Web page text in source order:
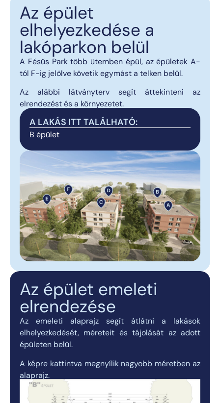
Az épület
elhelyezkedése a
lakóparkon belül
A Fésűs Park több ütemben épül, az épületek A-
tól F-ig jelölve követik egymást a telken belül.
Az alábbi látványterv segít áttekinteni az
elrendezést és a környezetet.
A LAKÁS ITT TALÁLHATÓ:
B épület
Az épület emeleti
elrendezése
Az emeleti alaprajz segít átlátni a lakások
elhelyezkedését, méreteit és tájolását az adott
épületen belül.
A képre kattintva megnyílik nagyobb méretben az
alaprajz.